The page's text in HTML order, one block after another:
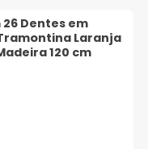
Dentes em
Laranja
120 cm